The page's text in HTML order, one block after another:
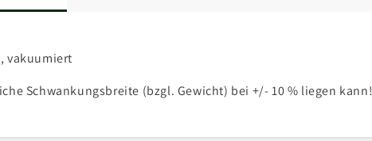
vakuumiert
Schwankungsbreite (bzgl. Gewicht) bei +/- 10 % liegen kann!